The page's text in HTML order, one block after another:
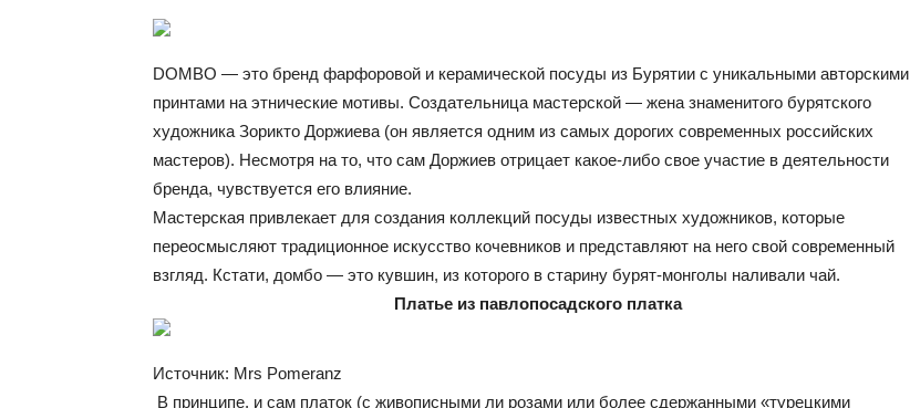
DOMBO — это бренд фарфоровой и керамической посуды из Бурятии с уникальными авторскими
принтами на этнические мотивы. Создательница мастерской — жена знаменитого бурятского
художника Зорикто Доржиева (он является одним из самых дорогих современных российских
мастеров). Несмотря на то, что сам Доржиев отрицает какое-либо свое участие в деятельности
бренда, чувствуется его влияние.
Мастерская привлекает для создания коллекций посуды известных художников, которые
переосмысляют традиционное искусство кочевников и представляют на него свой современный
взгляд. Кстати, домбо — это кувшин, из которого в старину бурят-монголы наливали чай.
Платье из павлопосадского платка
Источник: Mrs Pomeranz
В принципе, и сам платок (с живописными ли розами или более сдержанными «турецкими